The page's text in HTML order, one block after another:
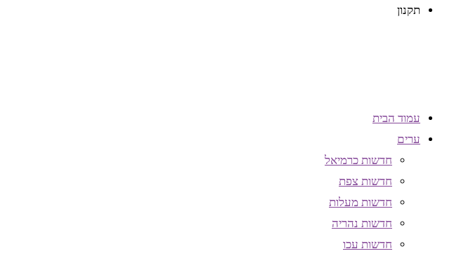
תקנון
עמוד הבית
ערים
חדשות כרמיאל
חדשות צפת
חדשות מעלות
חדשות נהריה
חדשות עכו